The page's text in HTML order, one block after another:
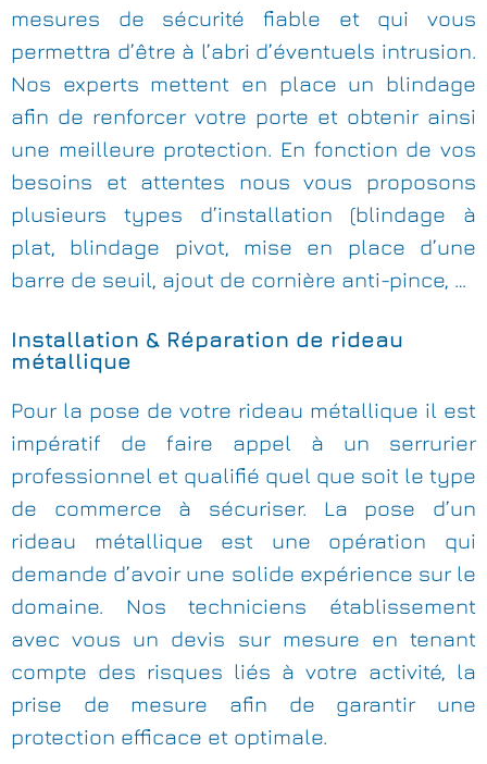
mesures de sécurité fiable et qui vous
permettra d’être à l’abri d’éventuels intrusion.
Nos experts mettent en place un blindage
afin de renforcer votre porte et obtenir ainsi
une meilleure protection. En fonction de vos
besoins et attentes nous vous proposons
plusieurs types d’installation (blindage à
plat, blindage pivot, mise en place d’une
barre de seuil, ajout de cornière anti-pince, …
Installation & Réparation de rideau
métallique
Pour la pose de votre rideau métallique il est
impératif de faire appel à un serrurier
professionnel et qualifié quel que soit le type
de commerce à sécuriser. La pose d’un
rideau métallique est une opération qui
demande d’avoir une solide expérience sur le
domaine. Nos techniciens établissement
avec vous un devis sur mesure en tenant
compte des risques liés à votre activité, la
prise de mesure afin de garantir une
protection efficace et optimale.